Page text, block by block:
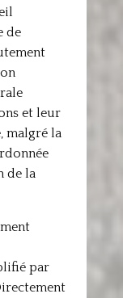
de
et leur
malgré la
de la
par